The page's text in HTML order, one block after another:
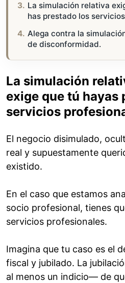
La simulación relativa
has prestado los
Alega contra la
de disconformidad.
La simulación
exige que tú hayas
servicios
El negocio disimulado,
real y supuestamente
existido.
En el caso que estamos
socio profesional, tienes
servicios profesionales.
Imagina que tu caso es el
fiscal y jubilado. La
al menos un indicio— de